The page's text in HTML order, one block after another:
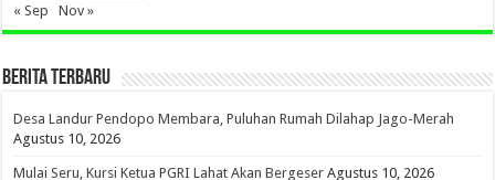
« Sep
Nov »
BERITA TERBARU
Desa Landur Pendopo Membara, Puluhan Rumah Dilahap Jago-Merah
Agustus 10, 2026
Mulai Seru, Kursi Ketua PGRI Lahat Akan Bergeser Agustus 10, 2026